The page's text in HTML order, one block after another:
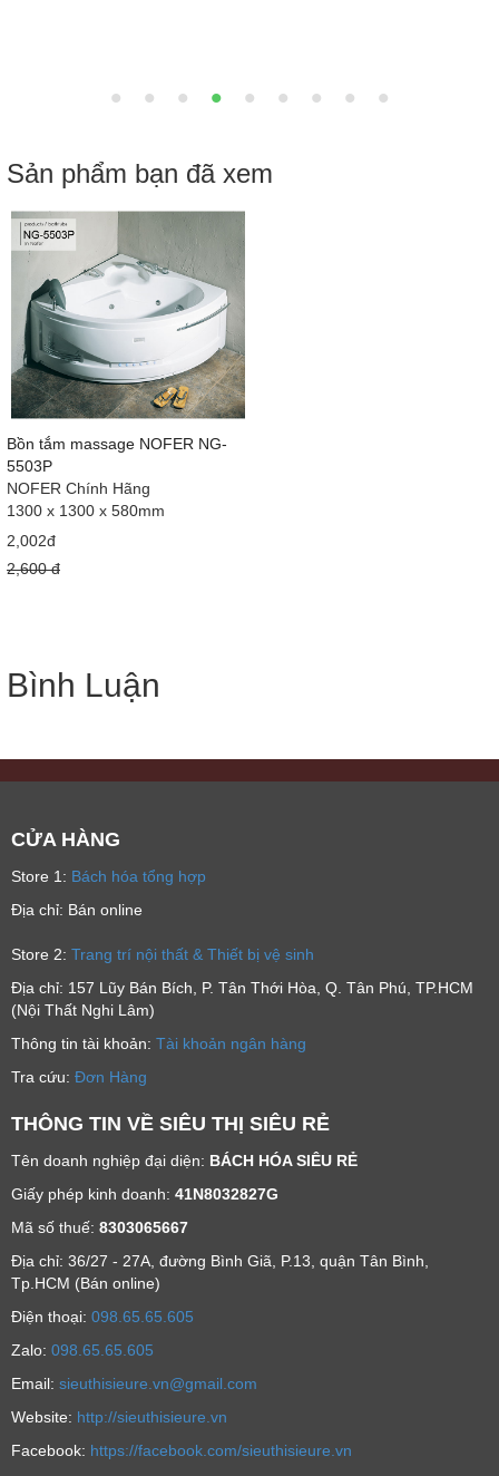
Sản phẩm bạn đã xem
Bồn tắm massage NOFER NG-
5503P
NOFER Chính Hãng
1300 x 1300 x 580mm
2,002đ
2,600 đ
Bình Luận
CỬA HÀNG
Store 1: Bách hóa tổng hợp
Địa chỉ: Bán online
Store 2: Trang trí nội thất & Thiết bị vệ sinh
Địa chỉ: 157 Lũy Bán Bích, P. Tân Thới Hòa, Q. Tân Phú, TP.HCM
(Nội Thất Nghi Lâm)
Thông tin tài khoản: Tài khoản ngân hàng
Tra cứu: Đơn Hàng
THÔNG TIN VỀ SIÊU THỊ SIÊU RẺ
Tên doanh nghiệp đại diện: BÁCH HÓA SIÊU RẺ
Giấy phép kinh doanh: 41N8032827G
Mã số thuế: 8303065667
Địa chỉ: 36/27 - 27A, đường Bình Giã, P.13, quận Tân Bình,
Tp.HCM (Bán online)
Ðiện thoại: 098.65.65.605
Zalo: 098.65.65.605
Email: sieuthisieure.vn@gmail.com
Website: http://sieuthisieure.vn
Facebook: https://facebook.com/sieuthisieure.vn